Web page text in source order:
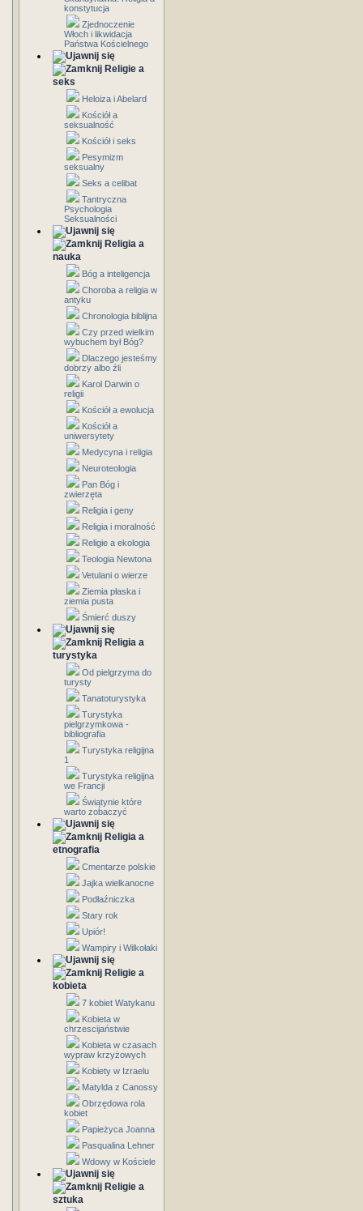
konstytucja
Zjednoczenie
Włoch i likwidacja
Państwa Kościelnego
Religie a
seks
Heloiza i Abelard
Kościół a
seksualność
Kościół i seks
Pesymizm
seksualny
Seks a celibat
Tantryczna
Psychologia
Seksualności
Religia a
nauka
Bóg a inteligencja
Choroba a religia w
antyku
Chronologia biblijna
Czy przed wielkim
wybuchem był Bóg?
Dlaczego jesteśmy
dobrzy albo źli
Karol Darwin o
religii
Kościół a ewolucja
Kościół a
uniwersytety
Medycyna i religia
Neuroteologia
Pan Bóg i
zwierzęta
Religia i geny
Religia i moralność
Religie a ekologia
Teologia Newtona
Vetulani o wierze
Ziemia płaska i
ziemia pusta
Śmierć duszy
Religia a
turystyka
Od pielgrzyma do
turysty
Tanatoturystyka
Turystyka
pielgrzymkowa -
bibliografia
Turystyka religijna
1
Turystyka religijna
we Francji
Świątynie które
warto zobaczyć
Religia a
etnografia
Cmentarze polskie
Jajka wielkanocne
Podłaźniczka
Stary rok
Upiór!
Wampiry i Wilkołaki
Religie a
kobieta
7 kobiet Watykanu
Kobieta w
chrzescijaństwie
Kobieta w czasach
wypraw krzyżowych
Kobiety w Izraelu
Matylda z Canossy
Obrzędowa rola
kobiet
Papieżyca Joanna
Pasqualina Lehner
Wdowy w Kościele
Religie a
sztuka